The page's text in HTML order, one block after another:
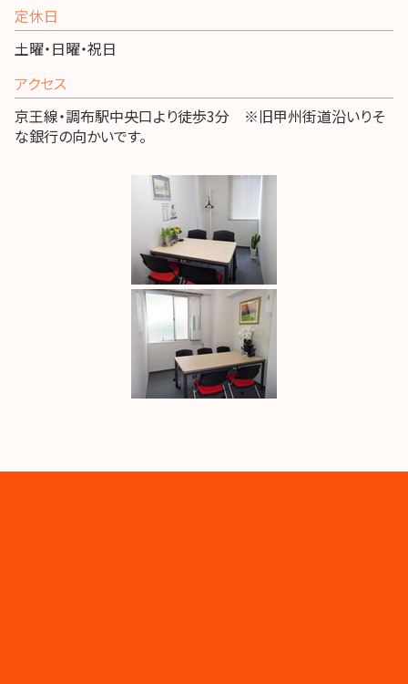
定休日
土曜・日曜・祝日
アクセス
京王線・調布駅中央口より徒歩3分 ※旧甲州街道沿いりそ
な銀行の向かいです。